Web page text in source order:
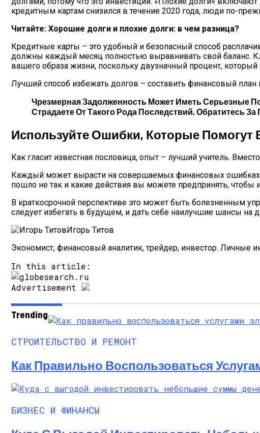
кредитным картам снизился в течение 2020 года, люди по-
Читайте: Хорошие долги и плохие долги: в чем разница?
Кредитные карты – это удобный и безопасный способ
должны каждый месяц полностью выравнивать свой баланс.
вашего образа жизни, поскольку двузначный процент,
Лучший способ избежать долгов – составить финансовый план
Чрезмерная Задолженность Может Иметь Серьезные
Страдаете От Такого Рода Последствий, Обратитесь
Используйте Ошибки, Которые Помогут
Как гласит известная пословица, опыт – лучший учитель.
Каждый может вырасти на совершаемых финансовых ошибках.
пошло не так и какие действия вы можете предпринять, чтобы
В краткосрочной перспективе это может быть болезненным
следует избегать в будущем, и дать себе наилучшие шансы на
Игорь Титов
Экономист, финансовый аналитик, трейдер, инвестор. Личные
In this article:
Advertisement
Trending
СТРОИТЕЛЬСТВО И РЕМОНТ
Как Правильно Воспользоваться
БИЗНЕС И ФИНАНСЫ